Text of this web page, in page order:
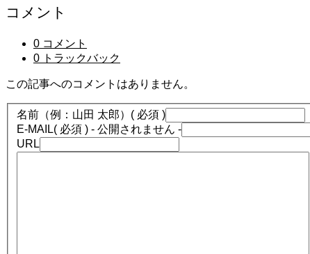
コメント
0 コメント
0 トラックバック
この記事へのコメントはありません。
名前（例：山田 太郎） ( 必須 )
E-MAIL( 必須 ) - 公開されません -
URL